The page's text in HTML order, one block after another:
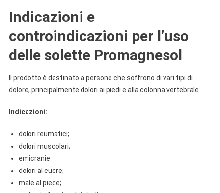
Indicazioni e
controindicazioni per l’uso
delle solette Promagnesol
Il prodotto è destinato a persone che soffrono di vari tipi di
dolore, principalmente dolori ai piedi e alla colonna vertebrale.
Indicazioni:
dolori reumatici;
dolori muscolari;
emicranie
dolori al cuore;
male al piede;